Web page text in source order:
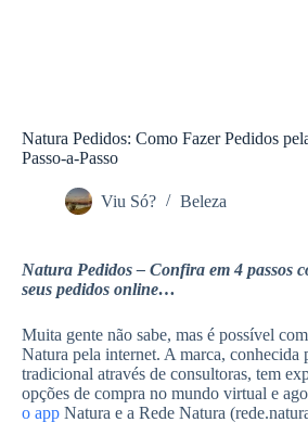
Natura Pedidos: Como Fazer Pedidos
Passo-a-Passo
Viu Só? Beleza
Natura Pedidos – Confira em 4 passos
seus pedidos online…
Muita gente não sabe, mas é possível
Natura pela internet. A marca, conhecida
tradicional através de consultoras, tem
opções de compra no mundo virtual e
o app Natura e a Rede Natura